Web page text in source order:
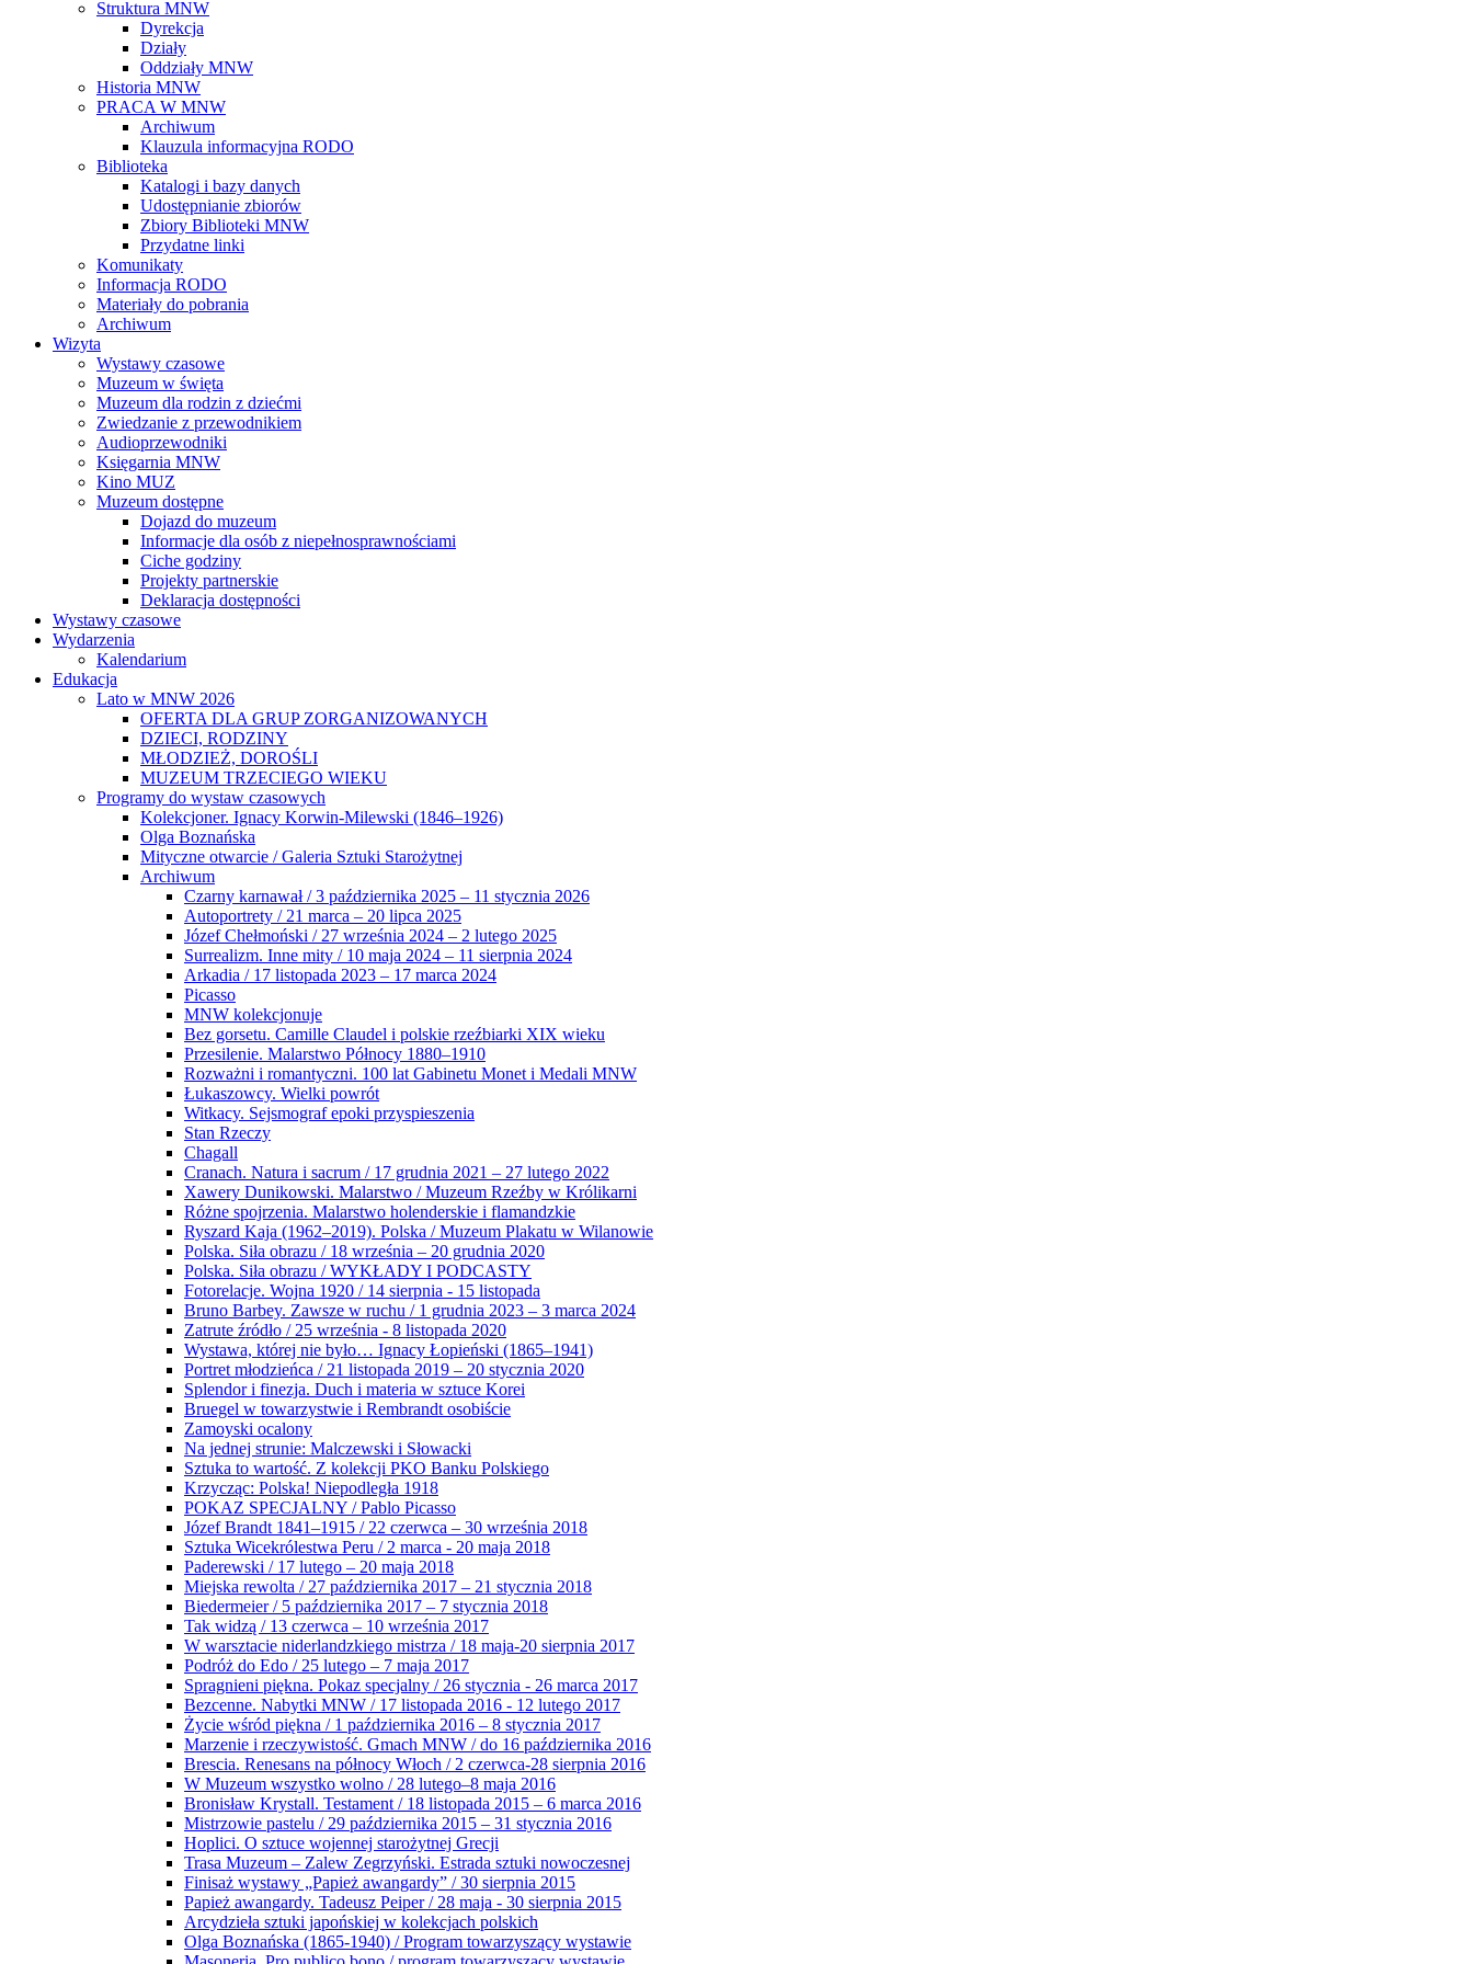
Struktura MNW
Dyrekcja
Działy
Oddziały MNW
Historia MNW
PRACA W MNW
Archiwum
Klauzula informacyjna RODO
Biblioteka
Katalogi i bazy danych
Udostępnianie zbiorów
Zbiory Biblioteki MNW
Przydatne linki
Komunikaty
Informacja RODO
Materiały do pobrania
Archiwum
Wizyta
Wystawy czasowe
Muzeum w święta
Muzeum dla rodzin z dziećmi
Zwiedzanie z przewodnikiem
Audioprzewodniki
Księgarnia MNW
Kino MUZ
Muzeum dostępne
Dojazd do muzeum
Informacje dla osób z niepełnosprawnościami
Ciche godziny
Projekty partnerskie
Deklaracja dostępności
Wystawy czasowe
Wydarzenia
Kalendarium
Edukacja
Lato w MNW 2026
OFERTA DLA GRUP ZORGANIZOWANYCH
DZIECI, RODZINY
MŁODZIEŻ, DOROŚLI
MUZEUM TRZECIEGO WIEKU
Programy do wystaw czasowych
Kolekcjoner. Ignacy Korwin-Milewski (1846–1926)
Olga Boznańska
Mityczne otwarcie / Galeria Sztuki Starożytnej
Archiwum
Czarny karnawał / 3 października 2025 – 11 stycznia 2026
Autoportrety / 21 marca – 20 lipca 2025
Józef Chełmoński / 27 września 2024 – 2 lutego 2025
Surrealizm. Inne mity / 10 maja 2024 – 11 sierpnia 2024
Arkadia / 17 listopada 2023 – 17 marca 2024
Picasso
MNW kolekcjonuje
Bez gorsetu. Camille Claudel i polskie rzeźbiarki XIX wieku
Przesilenie. Malarstwo Północy 1880–1910
Rozważni i romantyczni. 100 lat Gabinetu Monet i Medali MNW
Łukaszowcy. Wielki powrót
Witkacy. Sejsmograf epoki przyspieszenia
Stan Rzeczy
Chagall
Cranach. Natura i sacrum / 17 grudnia 2021 – 27 lutego 2022
Xawery Dunikowski. Malarstwo / Muzeum Rzeźby w Królikarni
Różne spojrzenia. Malarstwo holenderskie i flamandzkie
Ryszard Kaja (1962–2019). Polska / Muzeum Plakatu w Wilanowie
Polska. Siła obrazu / 18 września – 20 grudnia 2020
Polska. Siła obrazu / WYKŁADY I PODCASTY
Fotorelacje. Wojna 1920 / 14 sierpnia - 15 listopada
Bruno Barbey. Zawsze w ruchu / 1 grudnia 2023 – 3 marca 2024
Zatrute źródło / 25 września - 8 listopada 2020
Wystawa, której nie było… Ignacy Łopieński (1865–1941)
Portret młodzieńca / 21 listopada 2019 – 20 stycznia 2020
Splendor i finezja. Duch i materia w sztuce Korei
Bruegel w towarzystwie i Rembrandt osobiście
Zamoyski ocalony
Na jednej strunie: Malczewski i Słowacki
Sztuka to wartość. Z kolekcji PKO Banku Polskiego
Krzycząc: Polska! Niepodległa 1918
POKAZ SPECJALNY / Pablo Picasso
Józef Brandt 1841–1915 / 22 czerwca – 30 września 2018
Sztuka Wicekrólestwa Peru / 2 marca - 20 maja 2018
Paderewski / 17 lutego – 20 maja 2018
Miejska rewolta / 27 października 2017 – 21 stycznia 2018
Biedermeier / 5 października 2017 – 7 stycznia 2018
Tak widzą / 13 czerwca – 10 września 2017
W warsztacie niderlandzkiego mistrza / 18 maja-20 sierpnia 2017
Podróż do Edo / 25 lutego – 7 maja 2017
Spragnieni piękna. Pokaz specjalny / 26 stycznia - 26 marca 2017
Bezcenne. Nabytki MNW / 17 listopada 2016 - 12 lutego 2017
Życie wśród piękna / 1 października 2016 – 8 stycznia 2017
Marzenie i rzeczywistość. Gmach MNW / do 16 października 2016
Brescia. Renesans na północy Włoch / 2 czerwca-28 sierpnia 2016
W Muzeum wszystko wolno / 28 lutego–8 maja 2016
Bronisław Krystall. Testament / 18 listopada 2015 – 6 marca 2016
Mistrzowie pastelu / 29 października 2015 – 31 stycznia 2016
Hoplici. O sztuce wojennej starożytnej Grecji
Trasa Muzeum – Zalew Zegrzyński. Estrada sztuki nowoczesnej
Finisaż wystawy „Papież awangardy” / 30 sierpnia 2015
Papież awangardy. Tadeusz Peiper / 28 maja - 30 sierpnia 2015
Arcydzieła sztuki japońskiej w kolekcjach polskich
Olga Boznańska (1865-1940) / Program towarzyszący wystawie